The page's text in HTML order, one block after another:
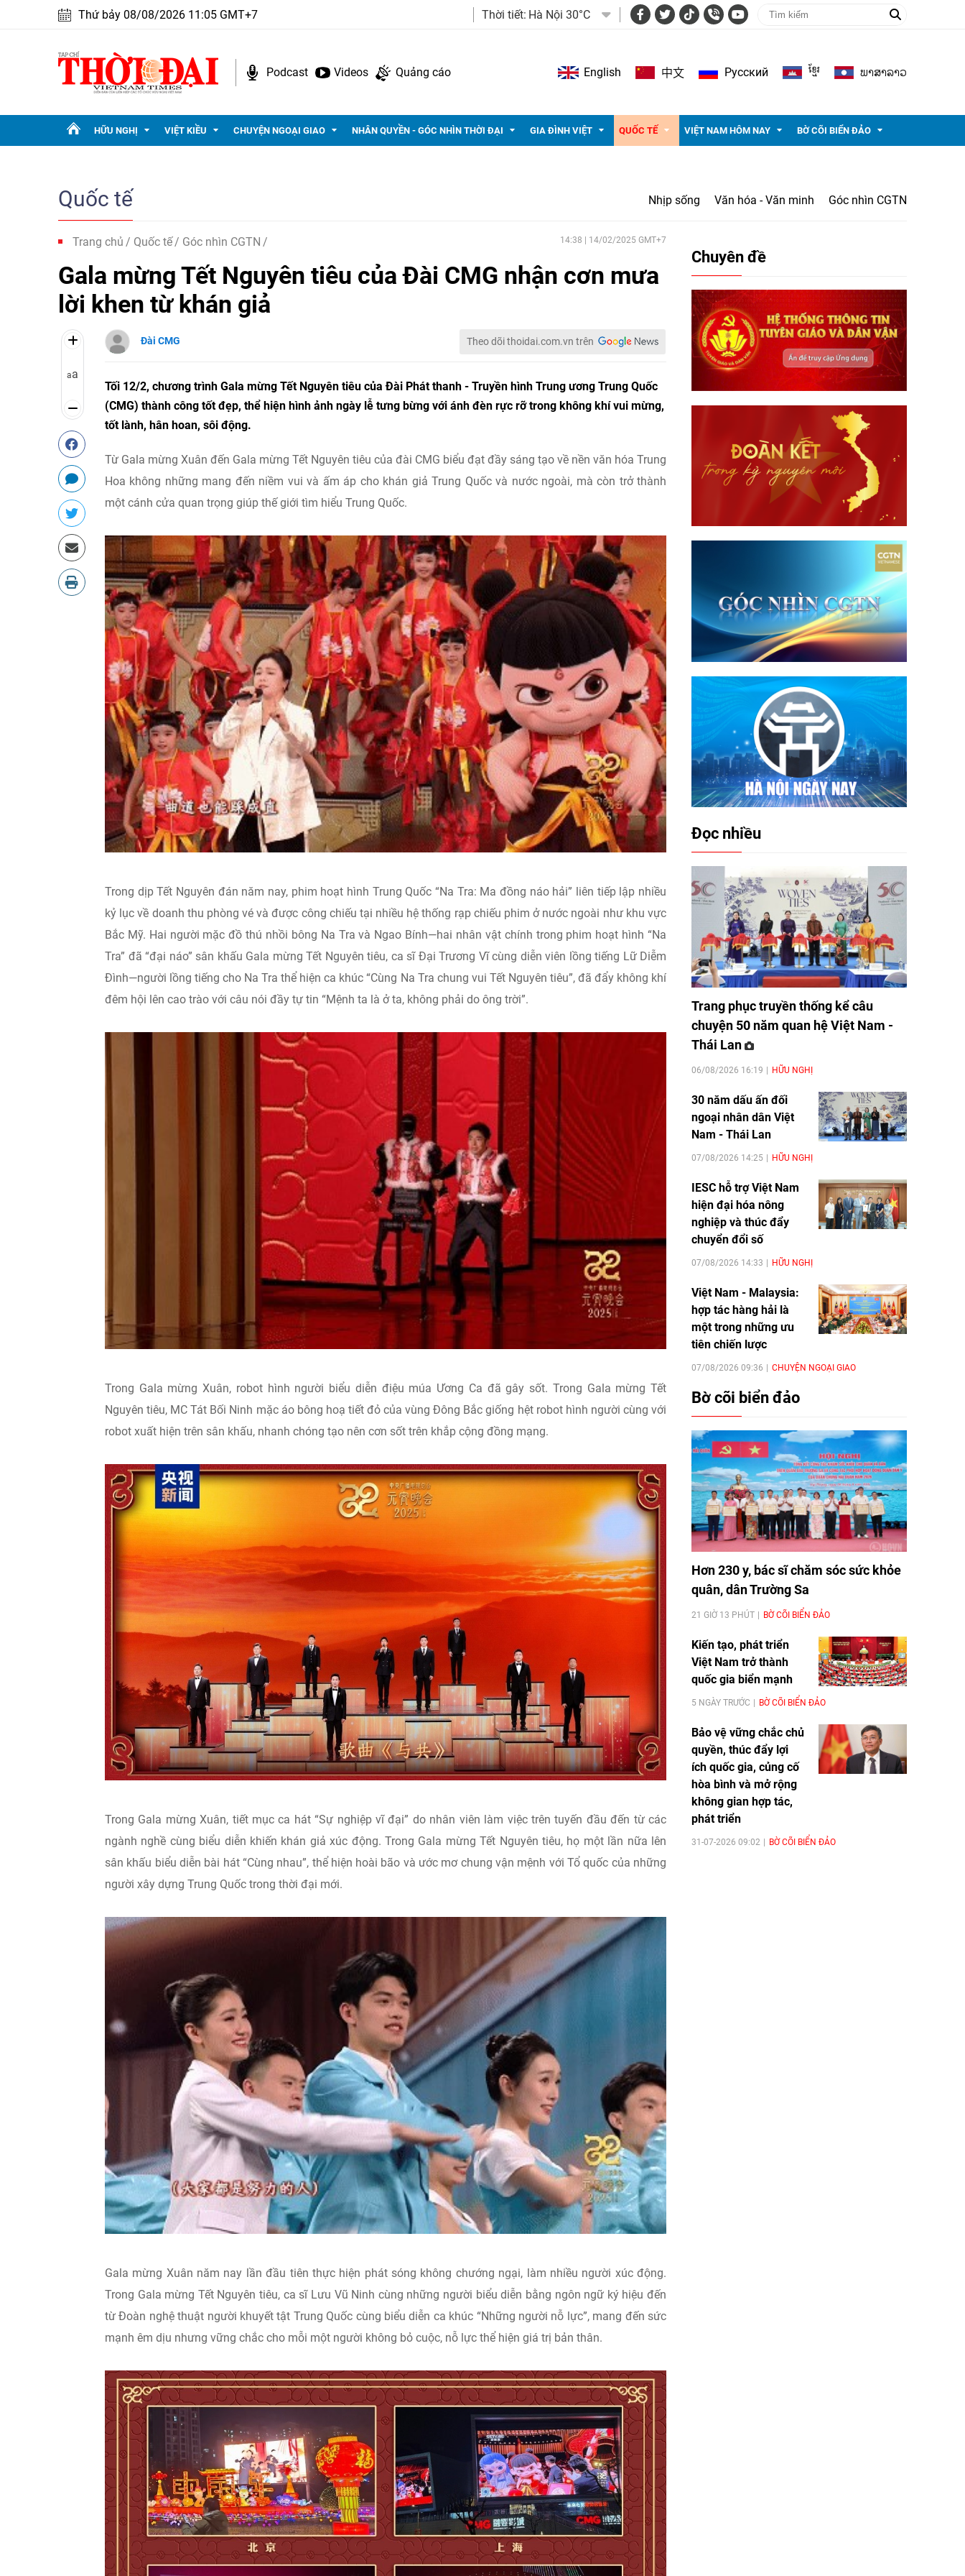
Thứ bảy 08/08/2026 11:05 GMT+7 Thời tiết: Hà Nội 30°C
Podcast Videos Quảng cáo English 中文 Pусский ខ្មែរ ພາ​ສາ​ລາວ
HỮU NGHỊ VIỆT KIỀU CHUYỆN NGOẠI GIAO NHÂN QUYỀN - GÓC NHÌN THỜI ĐẠI GIA ĐÌNH VIỆT QUỐC TẾ VIỆT NAM HÔM NAY BỜ CÕI BIỂN ĐẢO
Quốc tế Nhịp sống Văn hóa - Văn minh Góc nhìn CGTN
Trang chủ Quốc tế Góc nhìn CGTN 14:38 | 14/02/2025 GMT+7
Gala mừng Tết Nguyên tiêu của Đài CMG nhận cơn mưa
lời khen từ khán giả
aa
Đài CMG Theo dõi thoidai.com.vn trên
Tối 12/2, chương trình Gala mừng Tết Nguyên tiêu của Đài Phát thanh - Truyền hình Trung ương Trung Quốc
(CMG) thành công tốt đẹp, thể hiện hình ảnh ngày lễ tưng bừng với ánh đèn rực rỡ trong không khí vui mừng,
tốt lành, hân hoan, sôi động.
Từ Gala mừng Xuân đến Gala mừng Tết Nguyên tiêu của đài CMG biểu đạt đầy sáng tạo về nền văn hóa Trung
Hoa không những mang đến niềm vui và ấm áp cho khán giả Trung Quốc và nước ngoài, mà còn trở thành
một cánh cửa quan trọng giúp thế giới tìm hiểu Trung Quốc.
Trong dịp Tết Nguyên đán năm nay, phim hoạt hình Trung Quốc “Na Tra: Ma đồng náo hải” liên tiếp lập nhiều
kỷ lục về doanh thu phòng vé và được công chiếu tại nhiều hệ thống rạp chiếu phim ở nước ngoài như khu vực
Bắc Mỹ. Hai người mặc đồ thú nhồi bông Na Tra và Ngao Bính—hai nhân vật chính trong phim hoạt hình “Na
Tra” đã “đại náo” sân khấu Gala mừng Tết Nguyên tiêu, ca sĩ Đại Trương Vĩ cùng diễn viên lồng tiếng Lữ Diễm
Đình—người lồng tiếng cho Na Tra thể hiện ca khúc “Cùng Na Tra chung vui Tết Nguyên tiêu”, đã đẩy không khí
đêm hội lên cao trào với câu nói đầy tự tin “Mệnh ta là ở ta, không phải do ông trời”.
Trong Gala mừng Xuân, robot hình người biểu diễn điệu múa Ương Ca đã gây sốt. Trong Gala mừng Tết
Nguyên tiêu, MC Tát Bối Ninh mặc áo bông hoạ tiết đỏ của vùng Đông Bắc giống hệt robot hình người cùng với
robot xuất hiện trên sân khấu, nhanh chóng tạo nên cơn sốt trên khắp cộng đồng mạng.
Trong Gala mừng Xuân, tiết mục ca hát “Sự nghiệp vĩ đại” do nhân viên làm việc trên tuyến đầu đến từ các
ngành nghề cùng biểu diễn khiến khán giả xúc động. Trong Gala mừng Tết Nguyên tiêu, họ một lần nữa lên
sân khấu biểu diễn bài hát “Cùng nhau”, thể hiện hoài bão và ước mơ chung vận mệnh với Tổ quốc của những
người xây dựng Trung Quốc trong thời đại mới.
Gala mừng Xuân năm nay lần đầu tiên thực hiện phát sóng không chướng ngại, làm nhiều người xúc động.
Trong Gala mừng Tết Nguyên tiêu, ca sĩ Lưu Vũ Ninh cùng những người biểu diễn bằng ngôn ngữ ký hiệu đến
từ Đoàn nghệ thuật người khuyết tật Trung Quốc cùng biểu diễn ca khúc “Những người nỗ lực”, mang đến sức
mạnh êm dịu nhưng vững chắc cho mỗi một người không bỏ cuộc, nỗ lực thể hiện giá trị bản thân.
Chuyên đề
Đọc nhiều
Trang phục truyền thống kể câu
chuyện 50 năm quan hệ Việt Nam -
Thái Lan
06/08/2026 16:19 HỮU NGHỊ
30 năm dấu ấn đối
ngoại nhân dân Việt
Nam - Thái Lan
07/08/2026 14:25 HỮU NGHỊ
IESC hỗ trợ Việt Nam
hiện đại hóa nông
nghiệp và thúc đẩy
chuyển đổi số
07/08/2026 14:33 HỮU NGHỊ
Việt Nam - Malaysia:
hợp tác hàng hải là
một trong những ưu
tiên chiến lược
07/08/2026 09:36 CHUYỆN NGOẠI GIAO
Bờ cõi biển đảo
Hơn 230 y, bác sĩ chăm sóc sức khỏe
quân, dân Trường Sa
21 GIỜ 13 PHÚT BỜ CÕI BIỂN ĐẢO
Kiến tạo, phát triển
Việt Nam trở thành
quốc gia biển mạnh
5 NGÀY TRƯỚC BỜ CÕI BIỂN ĐẢO
Bảo vệ vững chắc chủ
quyền, thúc đẩy lợi
ích quốc gia, củng cố
hòa bình và mở rộng
không gian hợp tác,
phát triển
31-07-2026 09:02 BỜ CÕI BIỂN ĐẢO